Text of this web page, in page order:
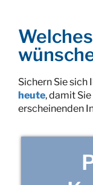
Sichern Sie sich
heute, damit
erscheinenden